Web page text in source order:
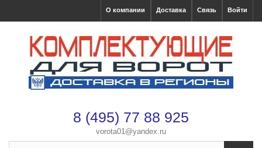
Войти
Связь
Доставка
О компании
8 (495) 77 88 925
vorota01@yandex.ru